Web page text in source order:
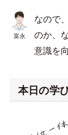
富永
なので
のか、
意識を
本日の学